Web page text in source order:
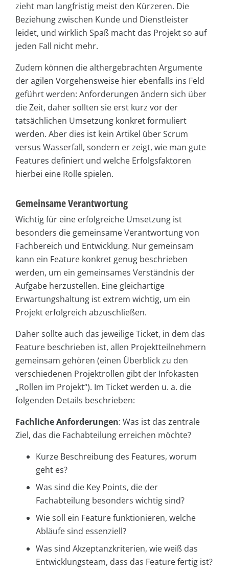
zieht man langfristig meist den Kürzeren. Die
Beziehung zwischen Kunde und Dienstleister
leidet, und wirklich Spaß macht das Projekt so auf
jeden Fall nicht mehr.
Zudem können die althergebrachten Argumente
der agilen Vorgehensweise hier ebenfalls ins Feld
geführt werden: Anforderungen ändern sich über
die Zeit, daher sollten sie erst kurz vor der
tatsächlichen Umsetzung konkret formuliert
werden. Aber dies ist kein Artikel über Scrum
versus Wasserfall, sondern er zeigt, wie man gute
Features definiert und welche Erfolgsfaktoren
hierbei eine Rolle spielen.
Gemeinsame Verantwortung
Wichtig für eine erfolgreiche Umsetzung ist
besonders die gemeinsame Verantwortung von
Fachbereich und Entwicklung. Nur gemeinsam
kann ein Feature konkret genug beschrieben
werden, um ein gemeinsames Verständnis der
Aufgabe herzustellen. Eine gleichartige
Erwartungshaltung ist extrem wichtig, um ein
Projekt erfolgreich abzuschließen.
Daher sollte auch das jeweilige Ticket, in dem das
Feature beschrieben ist, allen Projektteilnehmern
gemeinsam gehören (einen Überblick zu den
verschiedenen Projektrollen gibt der Infokasten
„Rollen im Projekt“). Im Ticket werden u. a. die
folgenden Details beschrieben:
Fachliche Anforderungen: Was ist das zentrale
Ziel, das die Fachabteilung erreichen möchte?
Kurze Beschreibung des Features, worum
geht es?
Was sind die Key Points, die der
Fachabteilung besonders wichtig sind?
Wie soll ein Feature funktionieren, welche
Abläufe sind essenziell?
Was sind Akzeptanzkriterien, wie weiß das
Entwicklungsteam, dass das Feature fertig ist?